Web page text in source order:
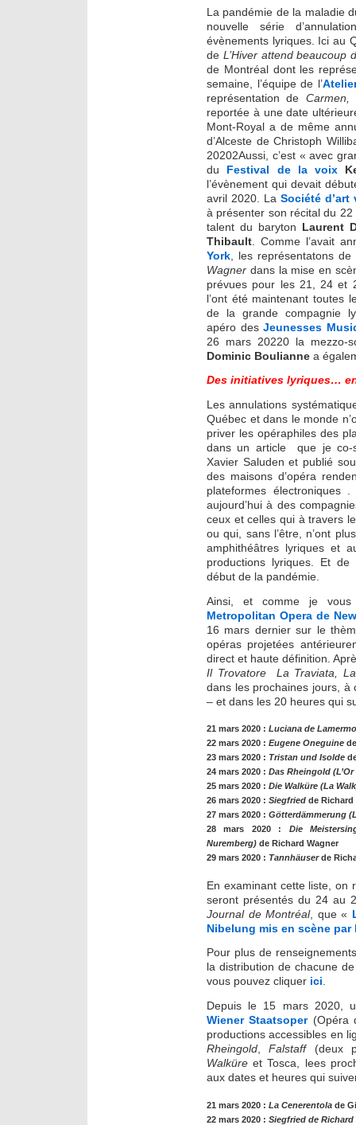
La pandémie de la maladie
nouvelle série
évènements lyriques. Ici au
de L’Hiver attend beaucoup
de Montréal dont les
semaine, l’équipe de l’
représentation de Carmen,
reportée à une date
Mont-Royal a de même
d’Alceste de Christoph
20202Aussi, c’est « avec
du Festival de la voix
l’évènement qui devait
avril 2020. La Société d’art
à présenter son récital du
talent du baryton Laurent
Thibault . Comme l’avait
York , les représentatons de
Wagner dans la mise en
prévues pour les 21, 24 et
l’ont été maintenant toutes
de la grande compagnie
apéro des Jeunesses
26 mars 20220 la mezzo-
Dominic Boulianne a
Des initiatives lyriques…
Les annulations
Québec et dans le monde
priver les opéraphiles des
dans un article que je co-
Xavier Saluden et publié
des maisons d’opéra
plateformes électroniques
aujourd’hui à des
ceux et celles qui à travers
ou qui, sans l’être, n’ont
amphithéâtres lyriques et
productions lyriques. Et
début de la pandémie.
Ainsi, et comme je vous
Metropolitan Opera de
16 mars dernier sur le
opéras projetées
direct et haute définition.
Il Trovatore
La Traviata,
dans les prochaines jours,
– et dans les 20 heures qui
21 mars 2020 : Luciana de
22 mars 2020 : Eugene Oneguine
23 mars 2020 : Tristan und Isolde
24 mars 2020 : Das Rheingold
25 mars 2020 : Die Walküre (La
26 mars 2020 : Siegfried de Richard
27 mars 2020 : Götterdämmerung
28 mars 2020 : Die
Nuremberg) de Richard Wagner
29 mars 2020 : Tannhäuserde
En examinant cette liste, on
seront présentés du 24 au
Journal de Montréal, que «
Nibelung mis en scène par
Pour plus de
la distribution de chacune
vous pouvez cliquer ici.
Depuis le 15 mars 2020,
Wiener Staatsoper (Opéra
productions accessibles en
Rheingold ,Falstaff(deux
Walküre et Tosca, lees
aux dates et heures qui
21 mars 2020 : La Cenerentola de
22 mars 2020 : Siegfried de Richard